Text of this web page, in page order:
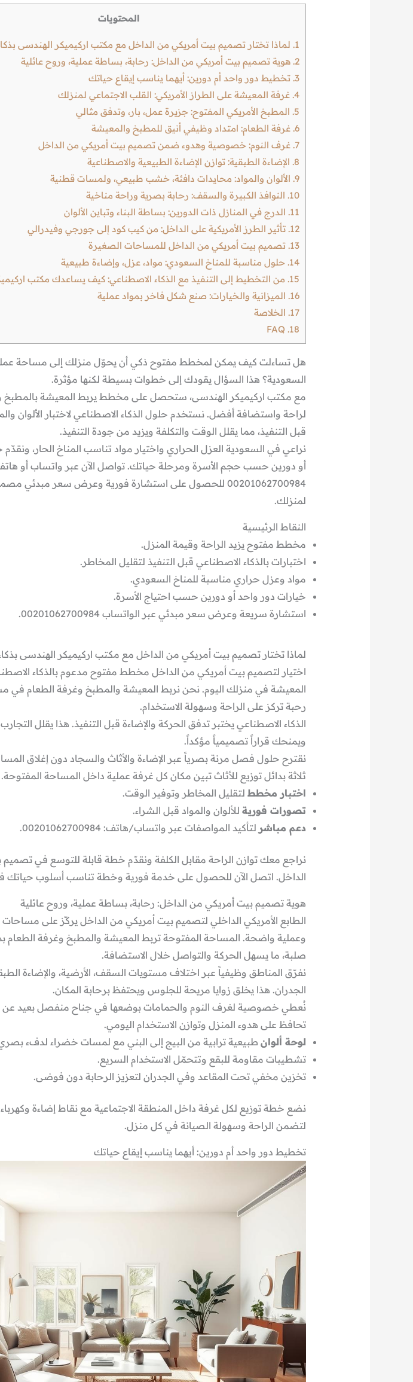
المحتويات
1. لماذا تختار تصميم بيت أمريكي من الداخل مع مكتب اركيميكر الهندسى
2. هوية تصميم بيت أمريكي من الداخل: رحابة، بساطة عملية، وروح عائلية
3. تخطيط دور واحد أم دورين: أيهما يناسب إيقاع حياتك
4. غرفة المعيشة على الطراز الأمريكي: القلب الاجتماعي لمنزلك
5. المطبخ الأمريكي المفتوح: جزيرة عمل، بار، وتدفق مثالي
6. غرفة الطعام: امتداد وظيفي أنيق للمطبخ والمعيشة
7. غرف النوم: خصوصية وهدوء ضمن تصميم بيت أمريكي من الداخل
8. الإضاءة الطبقية: توازن الإضاءة الطبيعية والاصطناعية
9. الألوان والمواد: محايدات دافئة، خشب طبيعي، ولمسات قطنية
10. النوافذ الكبيرة والسقف: رحابة بصرية وراحة مناخية
11. الدرج في المنازل ذات الدورين: بساطة البناء وتباين الألوان
12. تأثير الطرز الأمريكية على الداخل: من كيب كود إلى جورجي وفيدرالي
13. تصميم بيت أمريكي من الداخل للمساحات الصغيرة
14. حلول مناسبة للمناخ السعودي: مواد، عزل، وإضاءة طبيعية
15. من التخطيط إلى التنفيذ مع الذكاء الاصطناعي: كيف يساعدك مكتب
16. الميزانية والخيارات: صنع شكل فاخر بمواد عملية
17. الخلاصة
18.
هل تساءلت كيف يمكن لمخطط مفتوح ذكي أن يحوّل منزلك إلى مساحة
السعودية؟ هذا السؤال يقودك إلى خطوات بسيطة لكنها مؤثرة.
مع مكتب اركيميكر الهندسى، ستحصل على مخطط يربط المعيشة بالمطبخ
لراحة واستضافة أفضل. نستخدم حلول الذكاء الاصطناعي لاختبار الألوان
قبل التنفيذ، مما يقلل الوقت والتكلفة ويزيد من جودة التنفيذ.
نراعي في السعودية العزل الحراري واختيار مواد تناسب المناخ الحار،
أو دورين حسب حجم الأسرة ومرحلة حياتك. تواصل الآن عبر واتساب أو
00201062700984 للحصول على استشارة فورية وعرض سعر
لمنزلك.
النقاط الرئيسية
مخطط مفتوح يزيد الراحة وقيمة المنزل.
اختبارات بالذكاء الاصطناعي قبل التنفيذ لتقليل المخاطر.
مواد وعزل حراري مناسبة للمناخ السعودي.
خيارات دور واحد أو دورين حسب احتياج الأسرة.
استشارة سريعة وعرض سعر مبدئي عبر الواتساب 00201062700984.
لماذا تختار تصميم بيت أمريكي من الداخل مع مكتب اركيميكر الهندسى
اختيار لتصميم بيت أمريكي من الداخل مخطط مفتوح مدعوم بالذكاء
المعيشة في منزلك اليوم. نحن نربط المعيشة والمطبخ وغرفة الطعام في
رحبة تركز على الراحة وسهولة الاستخدام.
الذكاء الاصطناعي يختبر تدفق الحركة والإضاءة قبل التنفيذ. هذا يقلل
ويمنحك قراراً تصميمياً مؤكداً.
نقترح حلول فصل مرنة بصرياً عبر الإضاءة والأثاث والسجاد دون إغلاق
ثلاثة بدائل توزيع للأثاث تبين مكان كل غرفة عملية داخل المساحة المفتوحة.
اختبار مخططلتقليل المخاطر وتوفير الوقت.
تصورات فوريةللألوان والمواد قبل الشراء.
دعم مباشر لتأكيد المواصفات عبر واتساب/هاتف: 00201062700984.
نراجع معك توازن الراحة مقابل الكلفة ونقدّم خطة قابلة للتوسع في
الداخل. اتصل الآن للحصول على خدمة فورية وخطة تناسب أسلوب حياتك
هوية تصميم بيت أمريكي من الداخل: رحابة، بساطة عملية، وروح عائلية
الطابع الأمريكي الداخلي لتصميم بيت أمريكي من الداخل يركّز على
وعملية واضحة. المساحة المفتوحة تربط المعيشة والمطبخ وغرفة الطعام
صلبة، ما يسهل الحركة والتواصل خلال الاستضافة.
نفرّق المناطق وظيفياً عبر اختلاف مستويات السقف، الأرضية، والإضاءة
الجدران. هذا يخلق زوايا مريحة للجلوس ويحتفظ برحابة المكان.
نُعطي خصوصية لغرف النوم والحمامات بوضعها في جناح منفصل بعيد عن
تحافظ على هدوء المنزل وتوازن الاستخدام اليومي.
لوحة ألوانطبيعية ترابية من البيج إلى البني مع لمسات خضراء لدفء
تشطيبات مقاومة للبقع وتتحمّل الاستخدام السريع.
تخزين مخفي تحت المقاعد وفي الجدران لتعزيز الرحابة دون فوضى.
نضع خطة توزيع لكل غرفة داخل المنطقة الاجتماعية مع نقاط إضاءة
لتضمن الراحة وسهولة الصيانة في كل منزل.
تخطيط دور واحد أم دورين: أيهما يناسب إيقاع حياتك